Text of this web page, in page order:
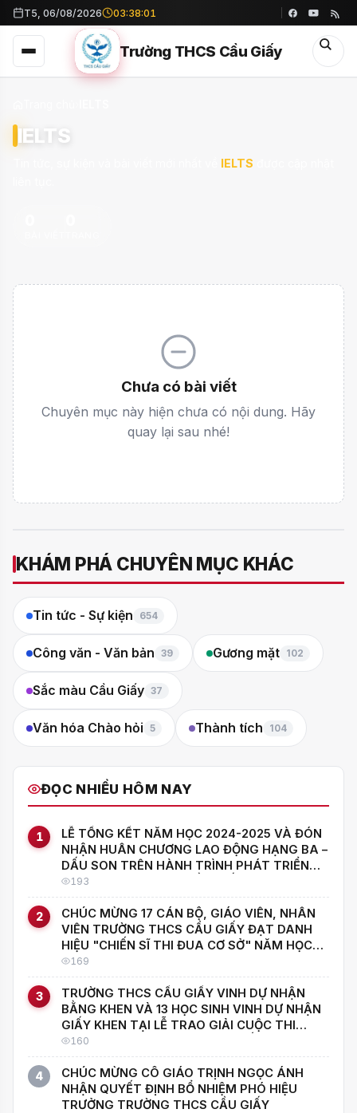
T5, 06/08/2026 03:38:01
Trường THCS Cầu Giấy
IELTS
IELTS
Chưa có bài viết
Chuyên mục này hiện chưa có nội dung. Hãy
quay lại sau nhé!
KHÁM PHÁ CHUYÊN MỤC KHÁC
Tin tức - Sự kiện 654
Công văn - Văn bản 39 Gương mặt 102
Sắc màu Cầu Giấy 37
Văn hóa Chào hỏi 5 Thành tích 104
ĐỌC NHIỀU HÔM NAY
1
LỄ TỔNG KẾT NĂM HỌC 2024-2025 VÀ ĐÓN
NHẬN HUÂN CHƯƠNG LAO ĐỘNG HẠNG BA –
DẤU SON TRÊN HÀNH TRÌNH PHÁT TRIỂN
CỦA TRƯỜNG THCS CẦU GIẤY
193
2
CHÚC MỪNG 17 CÁN BỘ, GIÁO VIÊN, NHÂN
VIÊN TRƯỜNG THCS CẦU GIẤY ĐẠT DANH
HIỆU "CHIẾN SĨ THI ĐUA CƠ SỞ" NĂM HỌC
2025–2026
169
3
TRƯỜNG THCS CẦU GIẤY VINH DỰ NHẬN
BẰNG KHEN VÀ 13 HỌC SINH VINH DỰ NHẬN
GIẤY KHEN TẠI LỄ TRAO GIẢI CUỘC THI
SÁNG TẠO TRONG THANH THIẾU NIÊN NHI
ĐỒNG LẦN THỨ 19
160
4
CHÚC MỪNG CÔ GIÁO TRỊNH NGỌC ÁNH
NHẬN QUYẾT ĐỊNH BỔ NHIỆM PHÓ HIỆU
TRƯỞNG TRƯỜNG THCS CẦU GIẤY